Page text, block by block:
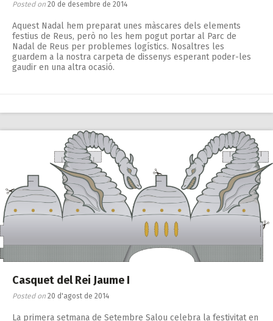
Posted on 20 de desembre de 2014
Aquest Nadal hem preparat unes màscares dels elements
festius de Reus, però no les hem pogut portar al Parc de
Nadal de Reus per problemes logístics. Nosaltres les
guardem a la nostra carpeta de dissenys esperant poder-les
gaudir en una altra ocasió.
Casquet del Rei Jaume I
Posted on 20 d'agost de 2014
La primera setmana de Setembre Salou celebra la festivitat en